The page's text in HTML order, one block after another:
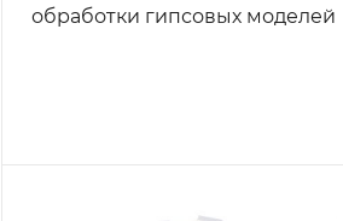
обработки гипсовых моделей